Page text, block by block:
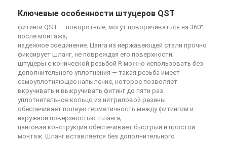
Ключевые особенности штуцеров QST
фитинги QST — поворотные, могут поворачиваться на 360°
после монтажа;
надежное соединение. Цанга из нержавеющей стали прочно
фиксирует шланг, не повреждая его поверхности;
штуцеры с конической резьбой R можно использовать без
дополнительного уплотнения — такая резьба имеет
самоуплотняющее напыление, которое позволяет
вкручивать и выкручивать фитинг до пяти раз.
уплотнительное кольцо из нитриловой резины
обеспечивает полную герметичность между фитингом и
наружной поверхностью шланга;
цанговая конструкция обеспечивает быстрый и простой
монтаж. Шланг вставляется без дополнительного